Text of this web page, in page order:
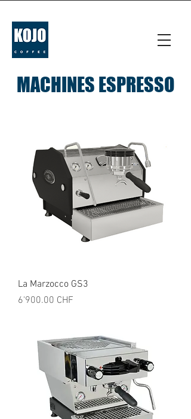
MACHINES ESPRESSO
La Marzocco GS3
Prix
6'900.00 CHF